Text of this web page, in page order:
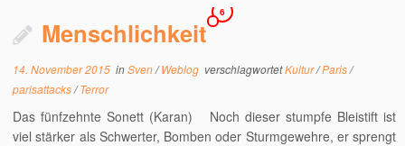
Menschlichkeit
6
14. November 2015 inSven/Weblog verschlagwortetKultur/Paris/
parisattacks/Terror
Das fünfzehnte Sonett (Karan) Noch dieser stumpfe Bleistift ist
viel stärker als Schwerter, Bomben oder Sturmgewehre, er sprengt